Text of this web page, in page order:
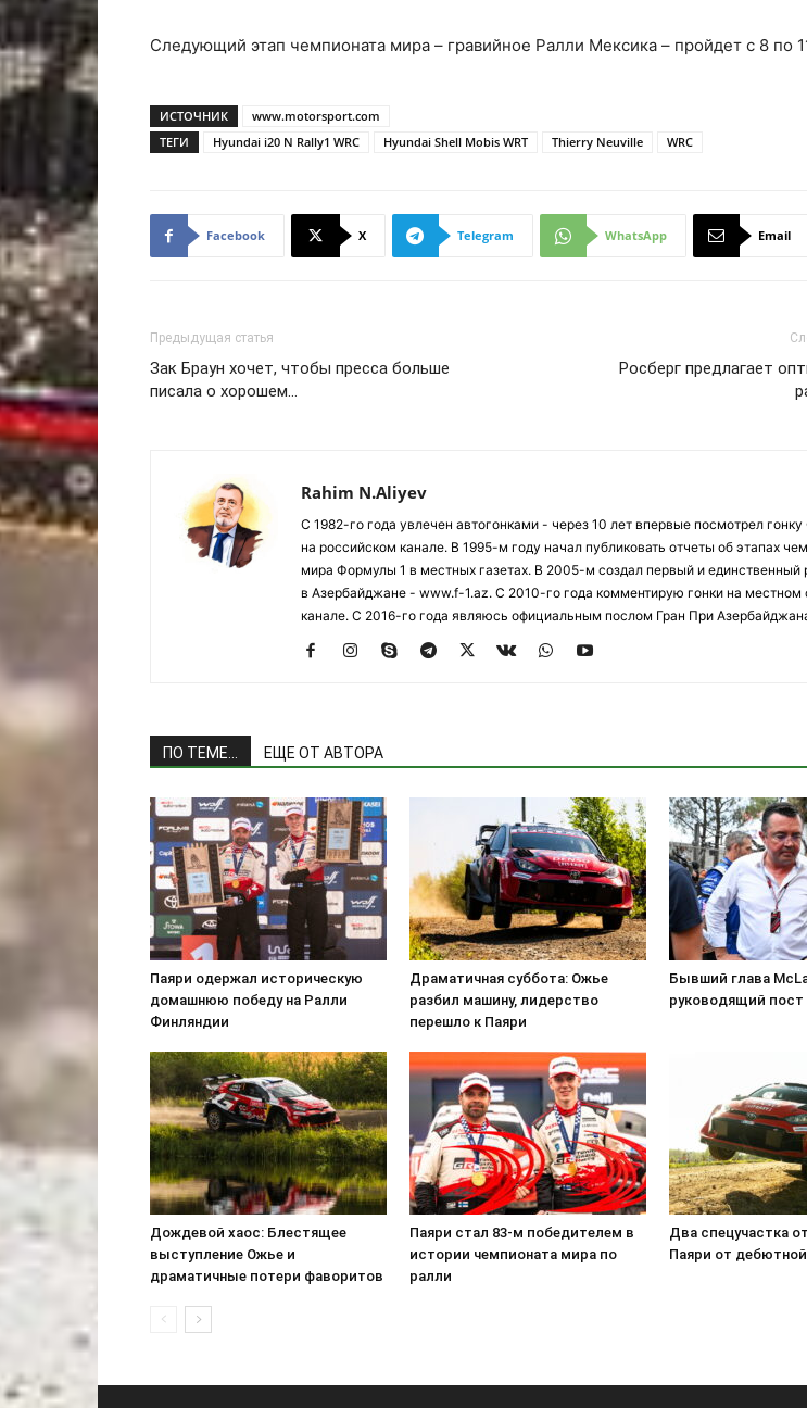
Следующий этап чемпионата мира – гравийное Ралли Мексика – пройдет с 8 по
ИСТОЧНИК
www.motorsport.com
ТЕГИ
Hyundai i20 N Rally1 WRC Hyundai Shell Mobis WRT Thierry Neuville WRC
Facebook X Telegram WhatsApp Email
Предыдущая статья
Зак Браун хочет, чтобы пресса больше
писала о хорошем…
Росберг предлагает
Rahim N.Aliyev
С 1982-го года увлечен автогонками - через 10 лет впервые посмотрел
на российском канале. В 1995-м году начал публиковать отчеты об этапах
мира Формулы 1 в местных газетах. В 2005-м создал первый и единственный
в Азербайджане - www.f-1.az. С 2010-го года комментирую гонки на местном
канале. С 2016-го года являюсь официальным послом Гран При
ПО ТЕМЕ... ЕЩЕ ОТ АВТОРА
Паяри одержал историческую
домашнюю победу на Ралли
Финляндии
Драматичная суббота: Ожье
разбил машину, лидерство
перешло к Паяри
Бывший глава
руководящий пост
Дождевой хаос: Блестящее
выступление Ожье и
драматичные потери фаворитов
Паяри стал 83-м победителем в
истории чемпионата мира по
ралли
Два спецучастка
Паяри от